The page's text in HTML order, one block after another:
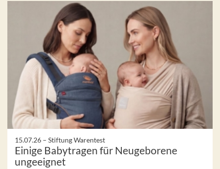
15.07.26 – Stiftung Warentest
Einige Babytragen für Neugeborene
ungeeignet